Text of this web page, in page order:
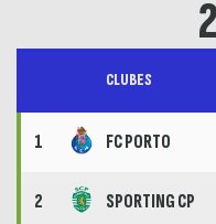
CLUBES
1 FC PORTO
2 SPORTING CP